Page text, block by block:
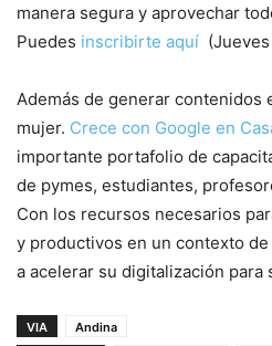
manera segura y aprovechar
Puedes inscribirte aquí
Además de generar contenidos
mujer. Crece con Google en
importante portafolio de
de pymes, estudiantes,
Con los recursos necesarios
y productivos en un contexto
a acelerar su digitalización para
VIA
Andina